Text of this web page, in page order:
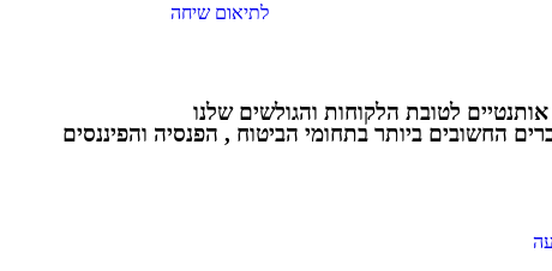
לתיאום שיחה
לטובת הלקוחות והגולשים שלנו
החשובים ביותר בתחומי הביטוח , הפנסיה והפיננסים